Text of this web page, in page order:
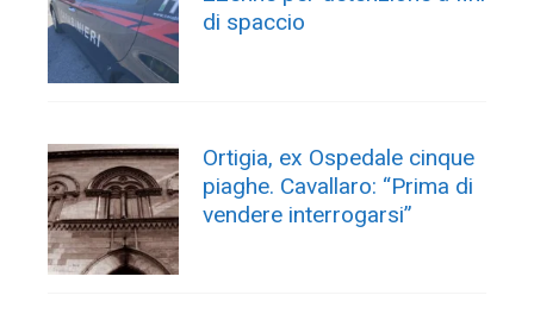
di spaccio
Ortigia, ex Ospedale cinque
piaghe. Cavallaro: “Prima di
vendere interrogarsi”